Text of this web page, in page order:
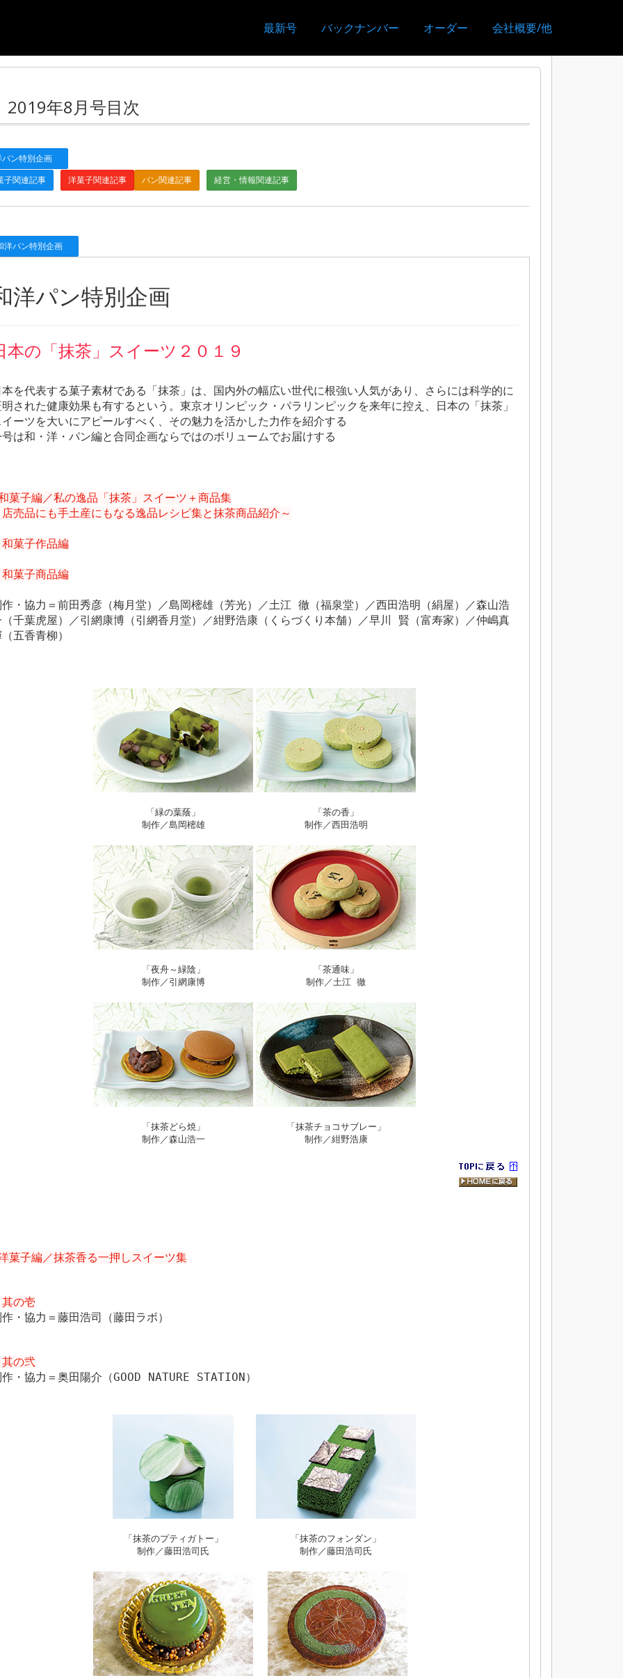
最新号 バックナンバー オーダー 会社概要/他
2019年8月号目次
ン特別企画
子関連記事
洋菓子関連記事 パン関連記事 経営・情報関連記事
パン特別企画
洋パン特別企画
本の「抹茶」スイーツ２０１９
を代表する菓子素材である「抹茶」は、国内外の幅広い世代に根強い人気があり、さらには科学的に
された健康効果も有するという。東京オリンピック・パラリンピックを来年に控え、日本の「抹茶」
ーツを大いにアピールすべく、その魅力を活かした力作を紹介する
は和・洋・パン編と合同企画ならではのボリュームでお届けする
菓子編／私の逸品「抹茶」スイーツ＋商品集
売品にも手土産にもなる逸品レシピ集と抹茶商品紹介～
菓子作品編
菓子商品編
・協力＝前田秀彦（梅月堂）／島岡樒雄（芳光）／土江 徹（福泉堂）／西田浩明（絹屋）／森山浩
千葉虎屋）／引網康博（引網香月堂）／紺野浩康（くらづくり本舗）／早川 賢（富寿家）／仲嶋真
五香青柳）
「緑の葉蔭」
制作／島岡樒雄
「茶の香」
制作／西田浩明
「夜舟～緑陰」
制作／引網康博
「茶通味」
制作／土江 徹
「抹茶どら焼」
制作／森山浩一
「抹茶チョコサブレー」
制作／紺野浩康
菓子編／抹茶香る一押しスイーツ集
の壱
・協力＝藤田浩司（藤田ラボ）
の弐
・協力＝奥田陽介（GOOD NATURE STATION）
「抹茶のプティガトー」
制作／藤田浩司氏
「抹茶のフォンダン」
制作／藤田浩司氏